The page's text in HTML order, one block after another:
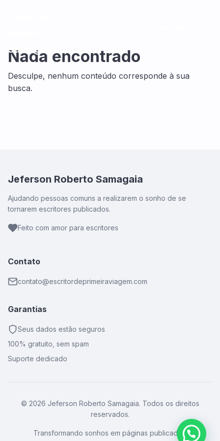
Samagaia
Nada encontrado
Desculpe, nenhum conteúdo corresponde à sua
busca.
Jeferson Roberto Samagaia
Ajudando pessoas comuns a realizarem o sonho de se
tornarem escritores publicados.
Feito com amor para escritores
Contato
contato@escritordeprimeiraviagem.com
Garantias
Seus dados estão seguros
100% gratuito, sem spam
Suporte dedicado
© 2026 Jeferson Roberto Samagaia. Todos os direitos
reservados.
Transformando sonhos em páginas publicadas.